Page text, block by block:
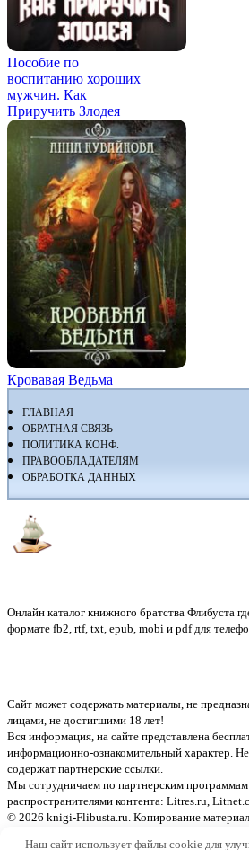
Пособие по
воспитанию хороших
мужчин. Как
Приручить Злодея
Кровавая Ведьма
ГЛАВНАЯ
ОБРАТНАЯ СВЯЗЬ
ПОЛИТИКА КОНФ.
ПРАВООБЛАДАТЕЛЯМ
ОБРАБОТКА ДАННЫХ
Онлайн каталог книжного братства Флибуста
формате fb2, rtf, txt, epub, mobi и pdf для
Сайт может содержать материалы, не
лицами, не достигшими 18 лет!
Вся информация, на сайте представлена
информационно-ознакомительный характер.
содержат партнерские ссылки.
Мы сотрудничаем по партнерским программам
распространителями контента: Litres.ru,
© 2026 knigi-Flibusta.ru. Копирование
Наш сайт использует файлы cookie для